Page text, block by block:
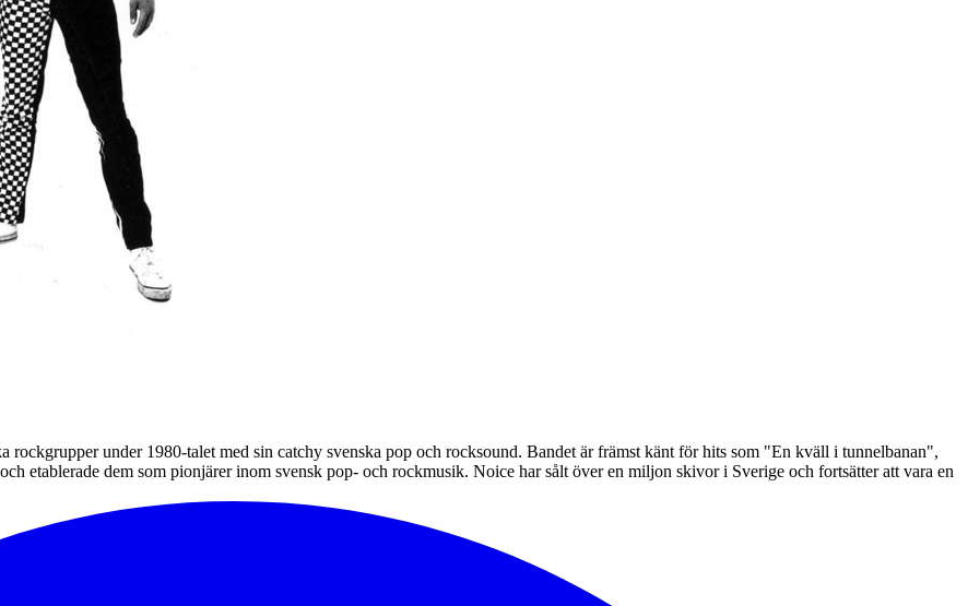
rockgrupper under 1980-talet med sin catchy svenska pop och rocksound. Bandet är främst känt för hits som "En kväll i tunnelbanan",
etablerade dem som pionjärer inom svensk pop- och rockmusik. Noice har sålt över en miljon skivor i Sverige och fortsätter att vara en